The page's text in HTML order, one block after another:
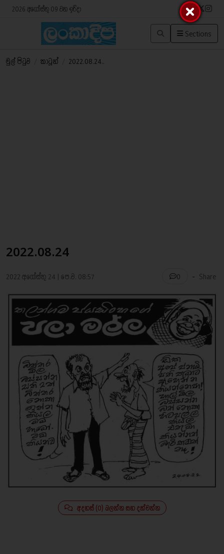
2026 අගෝස්තු 09 වන ඉරිදා
Sections
මුල් පිටුව කාටූන් 2022.08.24..
2022.08.24
2022 අගෝස්තු 24 | පෙ.ව. 08:57 0 - Share
අදහස් (0) බලන්න සහ දක්වන්න